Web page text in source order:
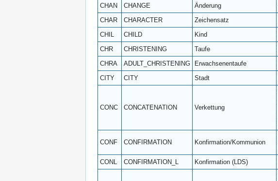
CHAN
CHANGE Änderung
CHAR
CHARACTER Zeichensatz
CHIL
CHILD Kind
CHR
CHRISTENING Taufe
CHRA
ADULT_CHRISTENING Erwachsenentaufe
CITY
CITY Stadt
CONC CONCATENATION Verkettung
CONF CONFIRMATION Konfirmation/Kommunion
CONL
CONFIRMATION_L Konfirmation (LDS)